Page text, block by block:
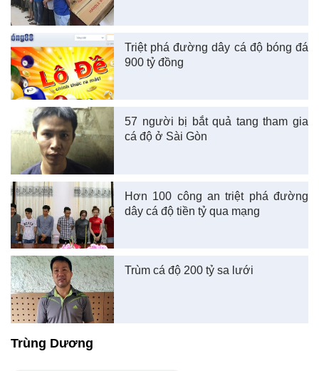
Triệt phá đường dây cá độ bóng đá
900 tỷ đồng
57 người bị bắt quả tang tham gia
cá độ ở Sài Gòn
Hơn 100 công an triệt phá đường
dây cá độ tiền tỷ qua mạng
Trùm cá độ 200 tỷ sa lưới
Trùng Dương